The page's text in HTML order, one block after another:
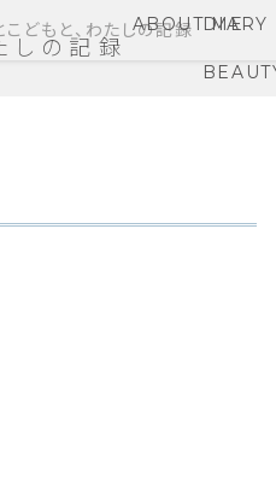
しの記録
ABOUT ME
DIARY
こどもと、わたしの記録